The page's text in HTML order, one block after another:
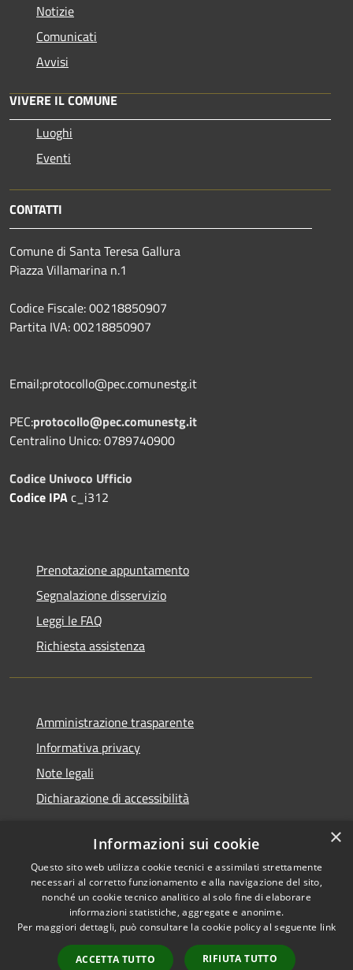
Notizie
Comunicati
Avvisi
VIVERE IL COMUNE
Luoghi
Eventi
CONTATTI
Comune di Santa Teresa Gallura
Piazza Villamarina n.1
Codice Fiscale: 00218850907
Partita IVA: 00218850907
Email:protocollo@pec.comunestg.it
PEC:protocollo@pec.comunestg.it
Centralino Unico: 0789740900
Codice Univoco Ufficio
Codice IPAc_i312
Prenotazione appuntamento
Segnalazione disservizio
Leggi le FAQ
Richiesta assistenza
Amministrazione trasparente
Informativa privacy
Note legali
Dichiarazione di accessibilità
RSS
Accessibilità
Cookie
Mappa del sito
Copyright © 2026 • Comune di
Santa Teresa Gallura •
Powered byMunicipium
Accesso redazione
×
Informazioni sui cookie
Questo sito web utilizza cookie tecnici e assimilati strettamente
necessari al corretto funzionamento e alla navigazione del sito,
nonché un cookie tecnico analitico al solo fine di elaborare
informazioni statistiche, aggregate e anonime.
Per maggiori dettagli, può consultare la cookie policy al seguente link
ACCETTA TUTTO RIFIUTA TUTTO